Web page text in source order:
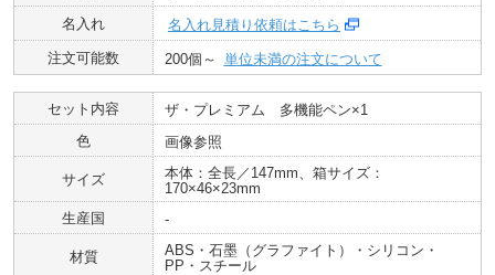
名入れ
名入れ見積り依頼はこちら
注文可能数
200個～ 単位未満の注文について
セット内容
ザ・プレミアム 多機能ペン×1
色
画像参照
サイズ
本体：全長／147mm、箱サイズ：
170×46×23mm
生産国
-
材質
ABS・石墨（グラファイト）・シリコン・
PP・スチール